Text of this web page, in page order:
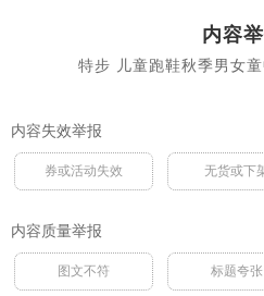
内容
特步 儿童跑鞋秋季男女
内容失效举报
券或活动失效 无货或下
内容质量举报
图文不符 标题夸张